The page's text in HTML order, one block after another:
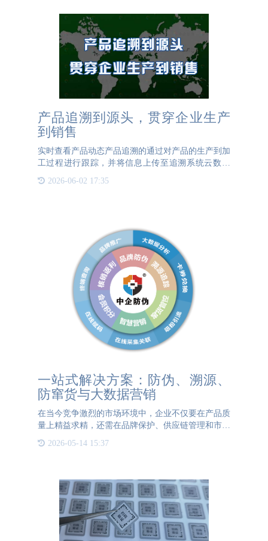
产品追溯到源头，贯穿企业生产
到销售
实时查看产品动态产品追溯的通过对产品的生产到加
工过程进行跟踪，并将信息上传至追溯系统云数据
库，实现产品从原材料、生产、运输、物流、销售的
全过程管理。产品追溯系统为产品建立标准化体系，
2026-06-02 17:35
一站式解决方案：防伪、溯源、
防窜货与大数据营销
在当今竞争激烈的市场环境中，企业不仅要在产品质
量上精益求精，还需在品牌保护、供应链管理和市场
营销方面不断创新。为此，一站式解决方案应运而
生，将防伪、溯源、防窜货与大数据营销紧密融合，
2026-05-14 15:37